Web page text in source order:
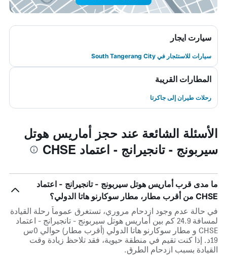
سيارت ايجار
سيارات للاستئجار في South Tangerang City
المطارات القريبة
رحلات طيران إلى جاكرتا
الأسئلة الشائعة عند حجز أماريس هوتل
سيربونج - تانجيرانج - اعتماد CHSE
ما مدى قرب أماريس هوتل سيربونج - تانجيرانج - اعتماد
CHSE من أقرب مطار، مطار سوكارنو هاتا الدولي؟
في حالة عدم وجود ازدحام مروري، تستغرق عموماً رحلة القيادة
لمسافة 24.9 كم بين أماريس هوتل سيربونج - تانجيرانج - اعتماد
CHSE و مطار سوكارنو هاتا الدولي (أقرب مطار) حوالي 0س
19د. إذا كنت تقيم في منطقة حيوية، فقد تلاحظ زيادة وقت
القيادة بسبب ازدحام الطرق.